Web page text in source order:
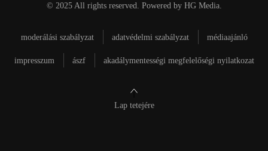
© 2025 All rights reserved. Powered by HG Media.
moderálási szabályzat adatvédelmi szabályzat médiaajánló
impresszum ászf akadálymentességi megfelelőségi nyilatkozat
Lap tetejére